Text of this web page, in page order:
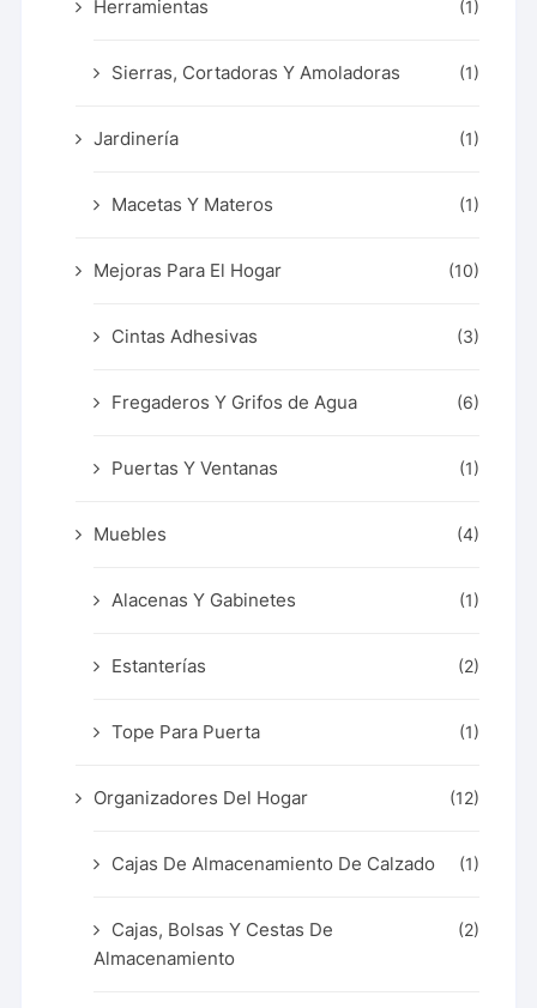
Herramientas (1)
Sierras, Cortadoras Y Amoladoras (1)
Jardinería (1)
Macetas Y Materos (1)
Mejoras Para El Hogar (10)
Cintas Adhesivas (3)
Fregaderos Y Grifos de Agua (6)
Puertas Y Ventanas (1)
Muebles (4)
Alacenas Y Gabinetes (1)
Estanterías (2)
Tope Para Puerta (1)
Organizadores Del Hogar (12)
Cajas De Almacenamiento De Calzado (1)
Cajas, Bolsas Y Cestas De
Almacenamiento
(2)